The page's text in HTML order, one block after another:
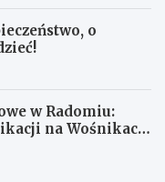
o
w Radomiu:
na Wośnikach,